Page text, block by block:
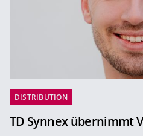
DISTRIBUTION
TD Synnex übernimmt